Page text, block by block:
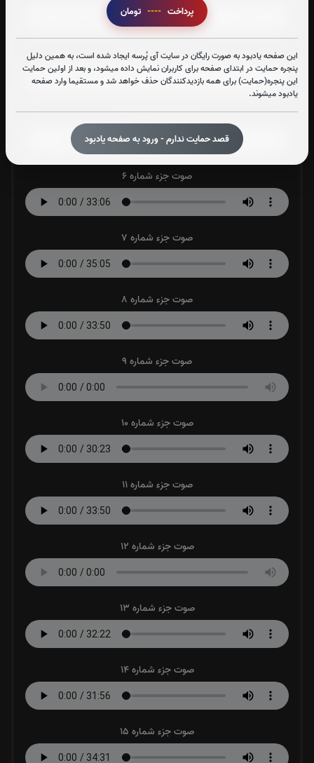
پرداخت ----
این صفحه یادبود به صورت رایگان در سایت آی پُرسه ایجاد شده است، به همین دلیل
پنجره حمایت در ابتدای صفحه برای کاربران نمایش داده میشود، و بعد از اولین حمایت
این پنجره(حمایت) برای همه بازدیدکنندگان حذف خواهد شد و مستقیما وارد صفحه
یادبود میشوند.
قصد حمایت ندارم - ورود به صفحه یادبود
صوت جزء شماره 4
صوت جزء شماره 5
صوت جزء شماره 6
صوت جزء شماره 7
صوت جزء شماره 8
صوت جزء شماره 9
صوت جزء شماره 10
صوت جزء شماره 11
صوت جزء شماره 12
صوت جزء شماره 13
صوت جزء شماره 14
صوت جزء شماره 15